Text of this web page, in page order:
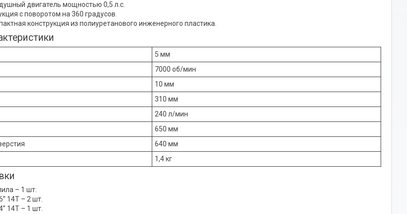
двигатель мощностью 0,5 л.с.
с поворотом на 360 градусов.
конструкция из полиуретанового инженерного пластика.
5 мм
7000 об/мин
10 мм
310 мм
240 л/мин
650 мм
640 мм
1,4 кг
– 1 шт.
14Т – 2 шт.
14Т – 1 шт.